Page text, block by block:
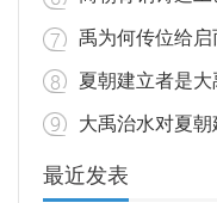
禹为何传位给启
夏朝建立者是大
大禹治水对夏朝
最近发表